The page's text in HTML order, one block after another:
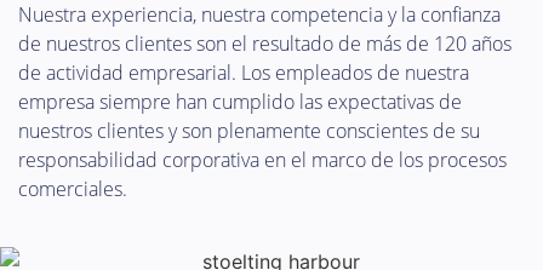
Nuestra experiencia, nuestra competencia y la confianza
de nuestros clientes son el resultado de más de 120 años
de actividad empresarial. Los empleados de nuestra
empresa siempre han cumplido las expectativas de
nuestros clientes y son plenamente conscientes de su
responsabilidad corporativa en el marco de los procesos
comerciales.